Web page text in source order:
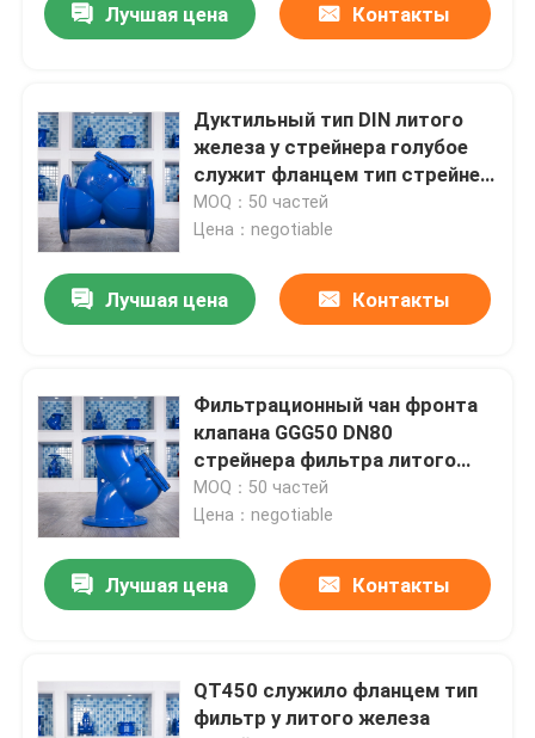
дуктильная запорная заслонка утюга
Дуктильный стрейнер утюга y
Фильтр литого железа y
Резиновый задерживающий клапан места
задерживающий клапан шумоглушителя
Задерживающий клапан литого железа молчаливый
Лучшая цена Контакты
Дуктильный тип DIN литого
железа y стрейнера голубое
служит фланцем тип стрейнер
конца y
MOQ：50 частей
Цена：negotiable
Лучшая цена Контакты
Фильтрационный чан фронта
клапана GGG50 DN80
стрейнера фильтра литого
железа y счетчика воды
MOQ：50 частей
Цена：negotiable
Лучшая цена Контакты
QT450 служило фланцем тип
фильтр y литого железа